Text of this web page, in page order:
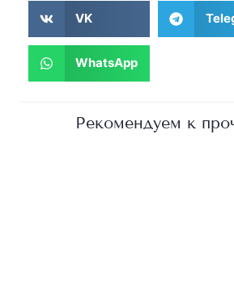
VK
WhatsApp
Рекомендуем к